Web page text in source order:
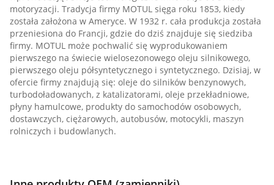
motoryzacji. Tradycja firmy MOTUL sięga roku 1853, kiedy
została założona w Ameryce. W 1932 r. cała produkcja została
przeniesiona do Francji, gdzie do dziś znajduje się siedziba
firmy. MOTUL może pochwalić się wyprodukowaniem
pierwszego na świecie wielosezonowego oleju silnikowego,
pierwszego oleju półsyntetycznego i syntetycznego. Dzisiaj, w
ofercie firmy znajdują się: oleje do silników benzynowych,
turbodoładowanych, z katalizatorami, oleje przekładniowe,
płyny hamulcowe, produkty do samochodów osobowych,
dostawczych, ciężarowych, autobusów, motocykli, maszyn
rolniczych i budowlanych.